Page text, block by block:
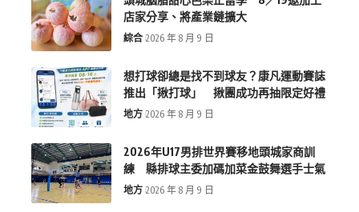
店家分享、將產業鏈擴大
綜合 2026 年 8 月 9 日
想打球卻總是找不到球友？康凡運動賽誌
推出「揪打球」 揪團成功再抽限定好禮
地方 2026 年 8 月 9 日
2026年U17男排世界賽移地頭城家商訓
練 縣排球主委加碼加菜金鼓舞選手士氣
地方 2026 年 8 月 9 日